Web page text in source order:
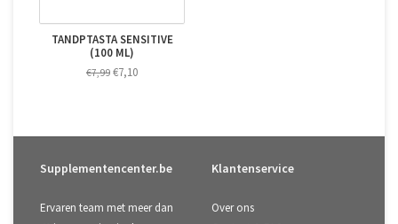
TANDPTASTA SENSITIVE
(100 ML)
€7,99 €7,10
Supplementencenter.be
Ervaren team met meer dan
Klantenservice
Over ons